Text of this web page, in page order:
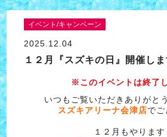
イベント/キャンペーン
2025.12.04
１２月『スズキの日』開催しま
※このイベントは終了
いつもご覧いただきありがと
スズキアリーナ会津店でご
１２月もやります